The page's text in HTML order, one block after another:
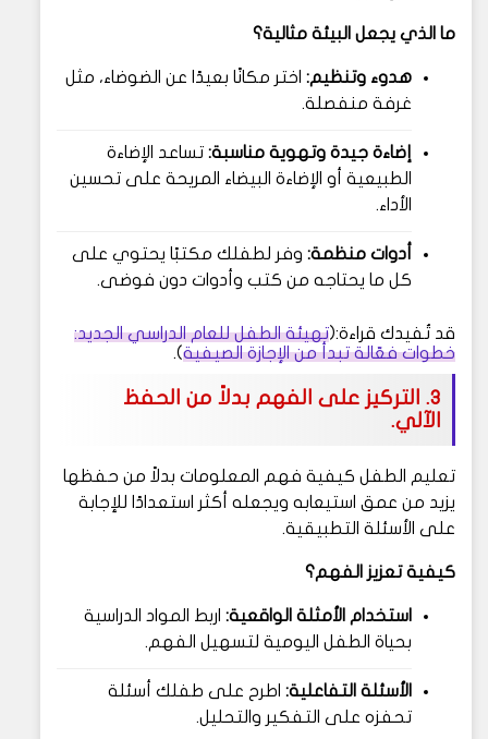
ما الذي يجعل البيئة مثالية؟
هدوء وتنظيم: اختر مكانًا بعيدًا عن الضوضاء، مثل
غرفة منفصلة.
إضاءة جيدة وتهوية مناسبة: تساعد الإضاءة
الطبيعية أو الإضاءة البيضاء المريحة على تحسين
الأداء.
أدوات منظمة: وفر لطفلك مكتبًا يحتوي على
كل ما يحتاجه من كتب وأدوات دون فوضى.
قد تُفيدك قراءة:(تهيئة الطفل للعام الدراسي الجديد:
خطوات فعّالة تبدأ من الإجازة الصيفية).
3. التركيز على الفهم بدلاً من الحفظ
الآلي.
تعليم الطفل كيفية فهم المعلومات بدلاً من حفظها
يزيد من عمق استيعابه ويجعله أكثر استعدادًا للإجابة
على الأسئلة التطبيقية.
كيفية تعزيز الفهم؟
استخدام الأمثلة الواقعية: اربط المواد الدراسية
بحياة الطفل اليومية لتسهيل الفهم.
الأسئلة التفاعلية: اطرح على طفلك أسئلة
تحفزه على التفكير والتحليل.